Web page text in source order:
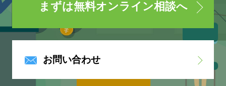
まずは無料オンライン相談へ
お問い合わせ